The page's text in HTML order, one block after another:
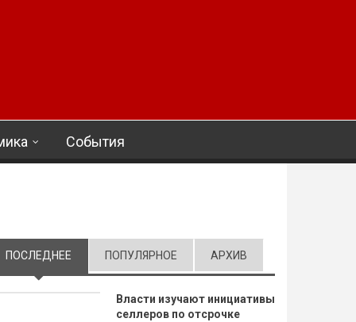
События
ПОСЛЕДНЕЕ (АКТИВНАЯ ВКЛАДКА)
ПОПУЛЯРНОЕ АРХИВ
Власти изучают инициативы
селлеров по отсрочке